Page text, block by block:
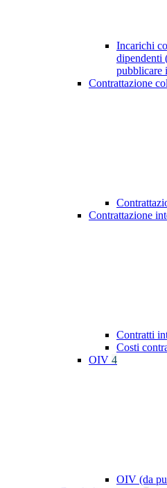
Incarichi
dipendenti
pubblicare
Contrattazione
Contrattazione
Contratti
Costi
OIV 4
OIV (da